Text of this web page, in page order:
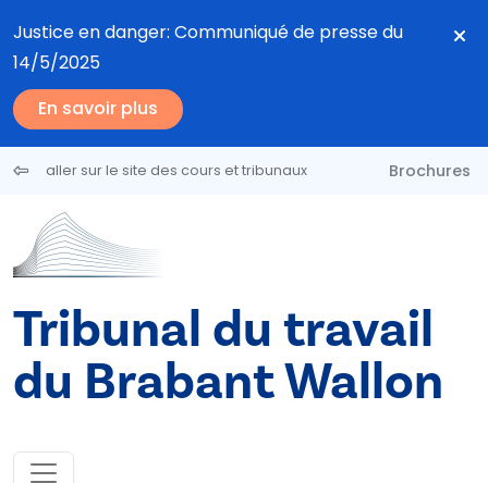
Justice en danger: Communiqué de presse du
14/5/2025
En savoir plus
aller sur le site des cours et tribunaux Brochures
Tribunal du travail
du Brabant Wallon